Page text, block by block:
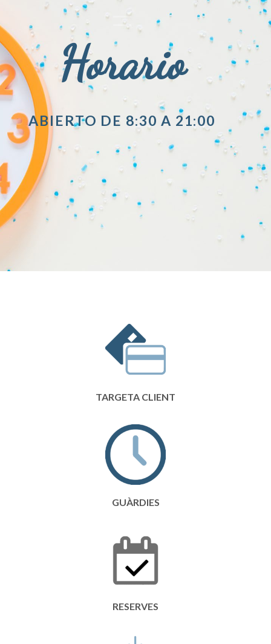
Horario
ABIERTO DE 8:30 A 21:00
TARGETA CLIENT
GUÀRDIES
RESERVES